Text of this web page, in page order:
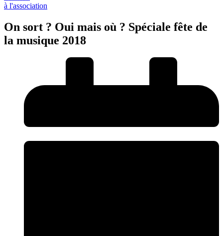
à l'association
On sort ? Oui mais où ? Spéciale fête de
la musique 2018